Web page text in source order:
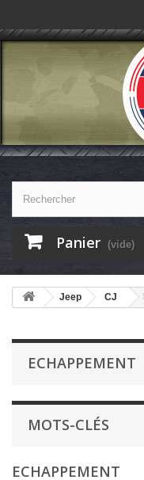
Panier (vide)
Jeep CJ
ECHAPPEMENT
MOTS-CLÉS
ECHAPPEMENT